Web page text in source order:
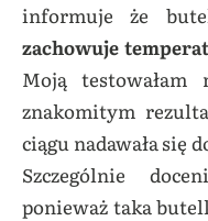
informuje że
zachowuje
Moją
znakomitym
ciągu nadawała się
Szczególnie
ponieważ taka